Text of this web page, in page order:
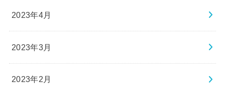
2023年4月
2023年3月
2023年2月